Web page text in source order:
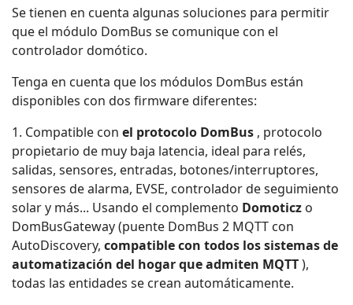
Se tienen en cuenta algunas soluciones para permitir
que el módulo DomBus se comunique con el
controlador domótico.
Tenga en cuenta que los módulos DomBus están
disponibles con dos firmware diferentes:
1. Compatible con el protocolo DomBus , protocolo
propietario de muy baja latencia, ideal para relés,
salidas, sensores, entradas, botones/interruptores,
sensores de alarma, EVSE, controlador de seguimiento
solar y más... Usando el complemento Domoticz o
DomBusGateway (puente DomBus 2 MQTT con
AutoDiscovery, compatible con todos los sistemas de
automatización del hogar que admiten MQTT),
todas las entidades se crean automáticamente.